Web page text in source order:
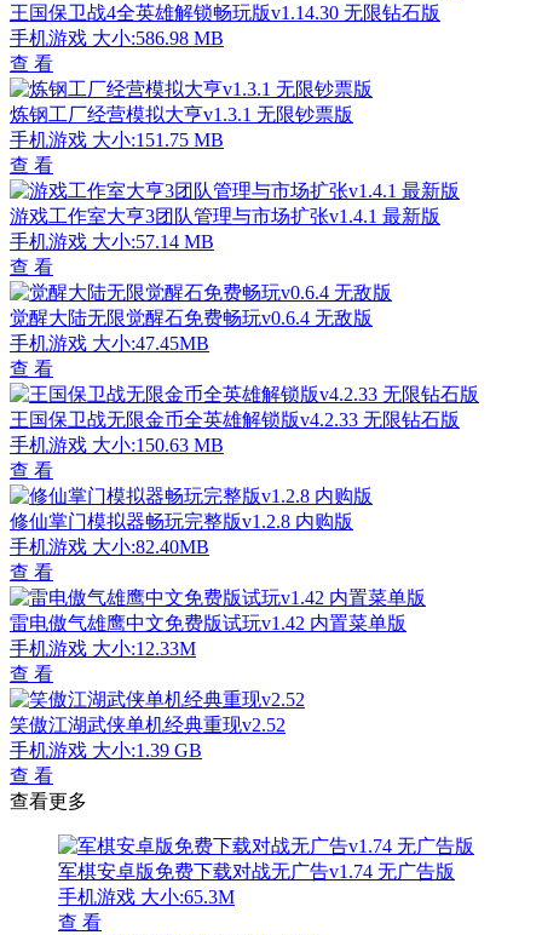
王国保卫战4全英雄解锁畅玩版v1.14.30 无限钻石版
手机游戏 大小:586.98 MB
查 看
炼钢工厂经营模拟大亨v1.3.1 无限钞票版
手机游戏 大小:151.75 MB
查 看
游戏工作室大亨3团队管理与市场扩张v1.4.1 最新版
手机游戏 大小:57.14 MB
查 看
觉醒大陆无限觉醒石免费畅玩v0.6.4 无敌版
手机游戏 大小:47.45MB
查 看
王国保卫战无限金币全英雄解锁版v4.2.33 无限钻石版
手机游戏 大小:150.63 MB
查 看
修仙掌门模拟器畅玩完整版v1.2.8 内购版
手机游戏 大小:82.40MB
查 看
雷电傲气雄鹰中文免费版试玩v1.42 内置菜单版
手机游戏 大小:12.33M
查 看
笑傲江湖武侠单机经典重现v2.52
手机游戏 大小:1.39 GB
查 看
查看更多
军棋安卓版免费下载对战无广告v1.74 无广告版
手机游戏 大小:65.3M
查 看